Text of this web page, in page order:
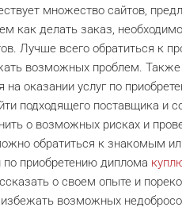
множество сайтов,
как делать заказ,
Лучше всего обратиться к
возможных проблем.
на оказании услуг по
подходящего поставщика и
о возможных рисках и
обратиться к знакомым
по приобретению диплома
о своем опыте и
возможных